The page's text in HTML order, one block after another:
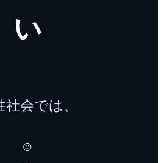
い
社会では、
😐